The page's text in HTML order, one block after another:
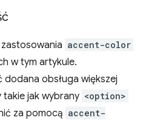
accent-color
w tym artykule.
obsługa większej
takie jak wybrany <option>
za pomocą accent-